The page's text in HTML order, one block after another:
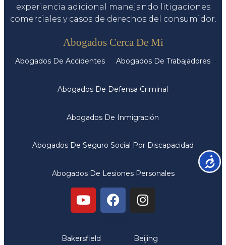
experiencia adicional manejando litigaciones
comerciales y casos de derechos del consumidor.
Abogados Cerca De Mi
Abogados De Accidentes Abogados De Trabajadores
Abogados De Defensa Criminal
Abogados De Inmigración
Abogados De Seguro Social Por Discapacidad
Abogados De Lesiones Personales
Bakersfield Beijing